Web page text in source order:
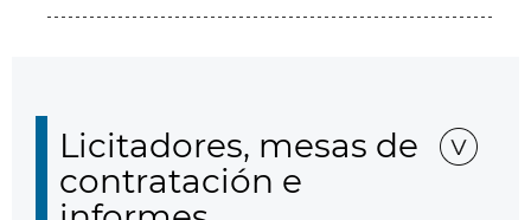
Licitadores, mesas de
contratación e